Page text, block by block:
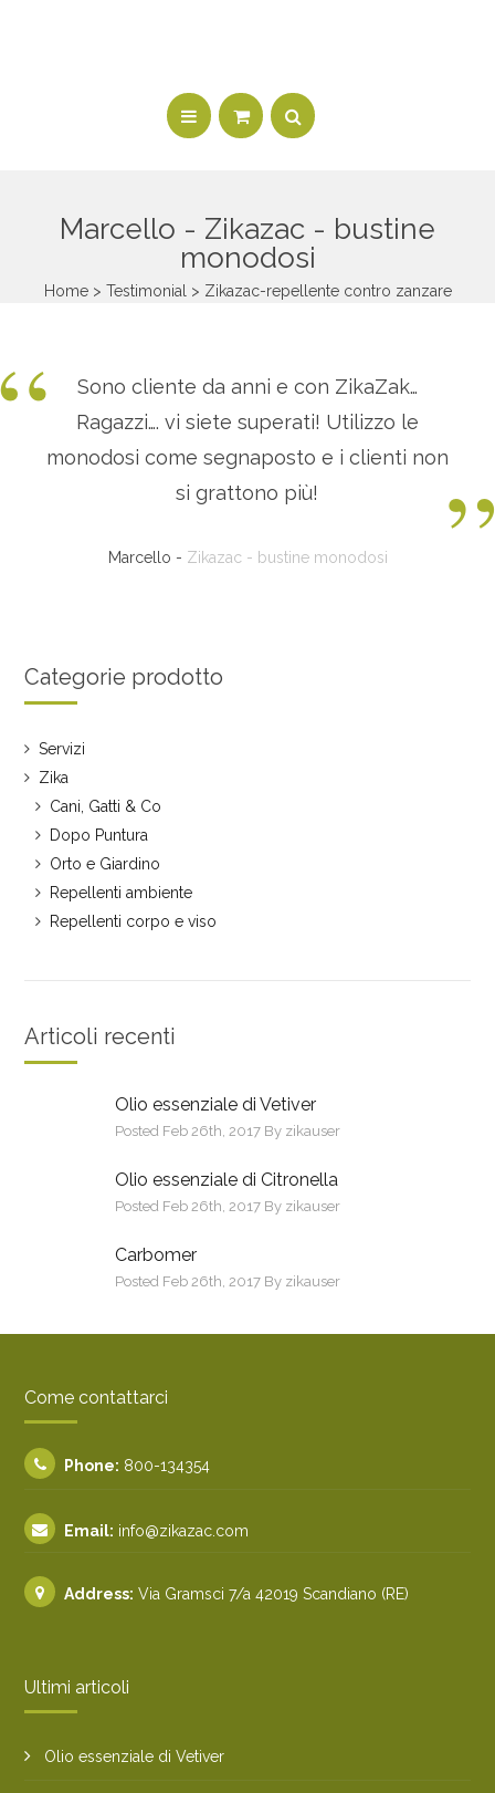
Marcello - Zikazac - bustine
monodosi
Home> Testimonial > Zikazac-repellente contro zanzare
Sono cliente da anni e con ZikaZak…
Ragazzi…. vi siete superati! Utilizzo le
monodosi come segnaposto e i clienti non
si grattono più!
Marcello - Zikazac - bustine monodosi
Categorie prodotto
Servizi
Zika
Cani, Gatti & Co
Dopo Puntura
Orto e Giardino
Repellenti ambiente
Repellenti corpo e viso
Articoli recenti
Olio essenziale di Vetiver
Posted Feb 26th, 2017 By zikauser
Olio essenziale di Citronella
Posted Feb 26th, 2017 By zikauser
Carbomer
Posted Feb 26th, 2017 By zikauser
Come contattarci
Phone: 800-134354
Email: info@zikazac.com
Address: Via Gramsci 7/a 42019 Scandiano (RE)
Ultimi articoli
Olio essenziale di Vetiver